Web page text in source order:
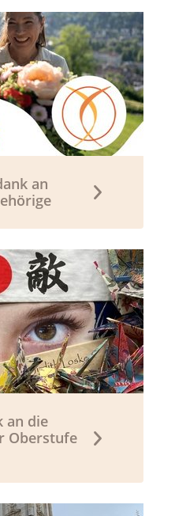
an
an die
Oberstufe